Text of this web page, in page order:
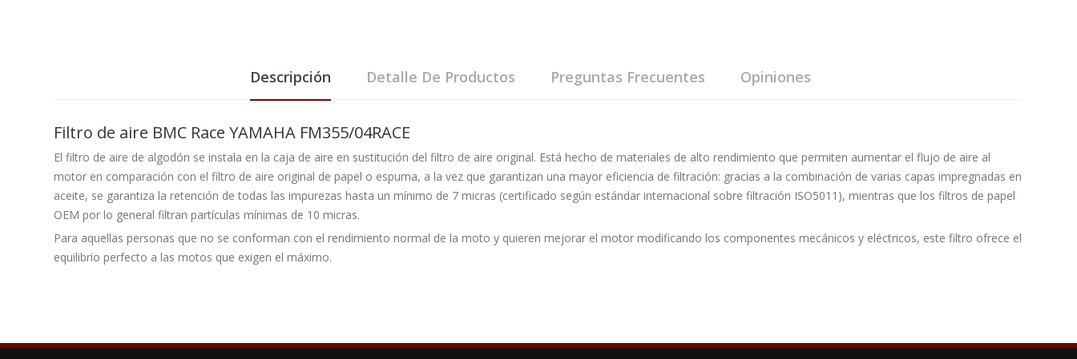
Descripción Detalle De Productos Preguntas Frecuentes Opiniones
Filtro de aire BMC Race YAMAHA FM355/04RACE
El filtro de aire de algodón se instala en la caja de aire en sustitución del filtro de aire original. Está hecho de materiales de alto rendimiento que permiten aumentar el flujo de aire al
motor en comparación con el filtro de aire original de papel o espuma, a la vez que garantizan una mayor eficiencia de filtración: gracias a la combinación de varias capas impregnadas en
aceite, se garantiza la retención de todas las impurezas hasta un mínimo de 7 micras (certificado según estándar internacional sobre filtración ISO5011), mientras que los filtros de papel
OEM por lo general filtran partículas mínimas de 10 micras.
Para aquellas personas que no se conforman con el rendimiento normal de la moto y quieren mejorar el motor modificando los componentes mecánicos y eléctricos, este filtro ofrece el
equilibrio perfecto a las motos que exigen el máximo.